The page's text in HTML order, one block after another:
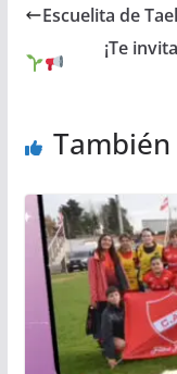
Escuelita de
¡Te